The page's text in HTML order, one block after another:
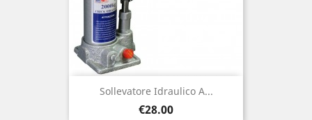
Sollevatore Idraulico A...
Price
€28.00